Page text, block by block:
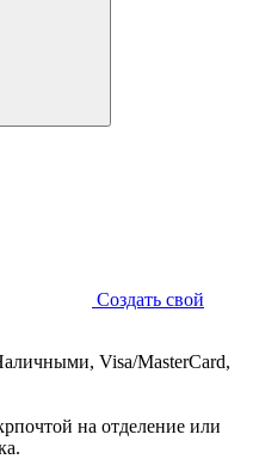
Создать свой
Visa/MasterCard,
на отделение или